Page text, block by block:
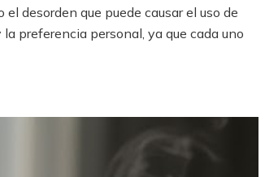
desorden que puede causar el uso de
preferencia personal, ya que cada uno